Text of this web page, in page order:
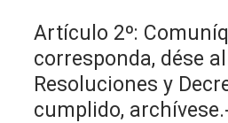
Artículo 2º:
corresponda, dése
Resoluciones y
cumplido,